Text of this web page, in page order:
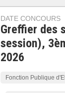
DATE CONCOURS
Greffier des
session),
2026
Fonction Publique